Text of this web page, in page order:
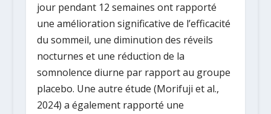
jourpendant 12 semaines ont rapporté
une amélioration significative de l’efficacité
du sommeil, une diminution des réveils
nocturnes et une réduction de la
somnolence diurne par rapport au groupe
placebo. Une autre étude (Morifuji et al.,
2024) a également rapporté une